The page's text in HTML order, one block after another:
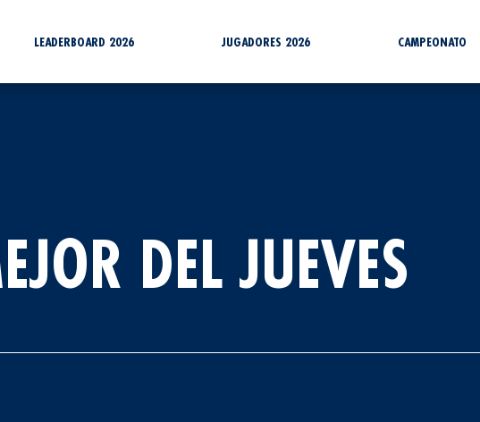
LEADERBOARD 2026 JUGADORES 2026 CAMPEONATO
DEL JUEVES